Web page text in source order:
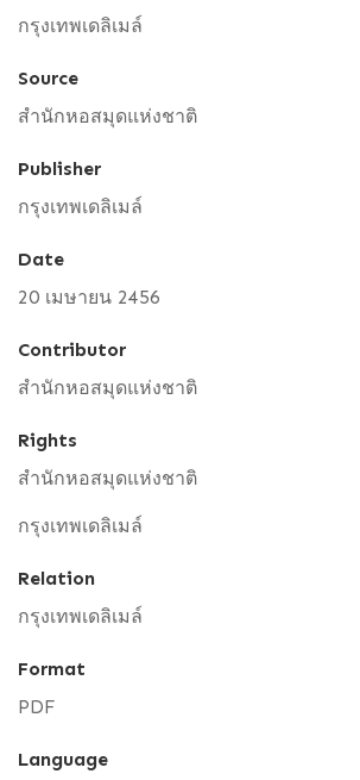
กรุงเทพเดลิเมล์
Source
สำนักหอสมุดแห่งชาติ
Publisher
กรุงเทพเดลิเมล์
Date
20 เมษายน 2456
Contributor
สำนักหอสมุดแห่งชาติ
Rights
สำนักหอสมุดแห่งชาติ
กรุงเทพเดลิเมล์
Relation
กรุงเทพเดลิเมล์
Format
PDF
Language